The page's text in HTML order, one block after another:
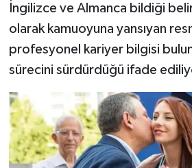
İngilizce ve Almanca bildiği
olarak kamuoyuna yansıyan
profesyonel kariyer bilgisi
sürecini sürdürdüğü ifade